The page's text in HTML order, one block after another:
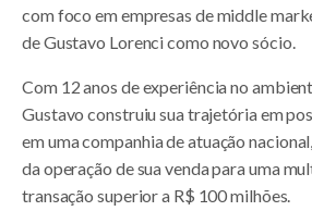
com foco em empresas de middle
de Gustavo Lorenci como novo sócio.
Com 12 anos de experiência no
Gustavo construiu sua trajetória em
em uma companhia de atuação
da operação de sua venda para uma
transação superior a R$ 100 milhões.